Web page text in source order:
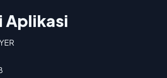
Aplikasi